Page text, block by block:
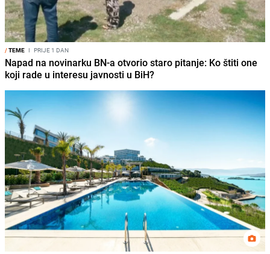
/TEME I PRIJE 1 DAN
Napad na novinarku BN-a otvorio staro pitanje: Ko štiti one
koji rade u interesu javnosti u BiH?